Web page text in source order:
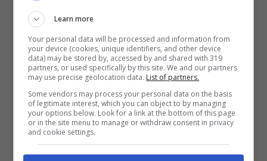
Quali sono i siti che permettono di prenotare una vacanza
con Scalapay – salussolanews.it
Learn more
Your personal data will be processed and information from
your device (cookies, unique identifiers, and other device
data) may be stored by, accessed by and shared with 319
partners, or used specifically by this site. We and our partners
may use precise geolocation data. List of partners.
Some vendors may process your personal data on the basis
of legitimate interest, which you can object to by managing
your options below. Look for a link at the bottom of this page
or in the site menu to manage or withdraw consent in privacy
and cookie settings.